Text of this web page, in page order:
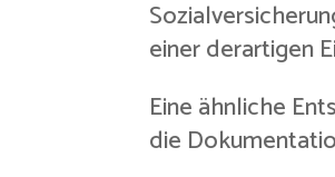
einer derartigen
Eine ähnliche
die